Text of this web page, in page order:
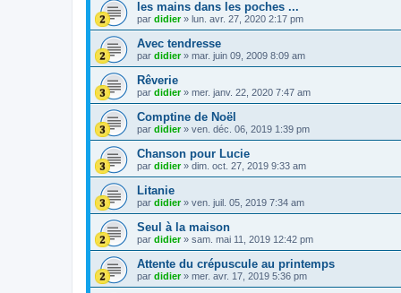
les mains dans les poches ...
par didier» lun. avr. 27, 2020 2:17 pm
Avec tendresse
par didier» mar. juin 09, 2009 8:09 am
Rêverie
par didier» mer. janv. 22, 2020 7:47 am
Comptine de Noël
par didier» ven. déc. 06, 2019 1:39 pm
Chanson pour Lucie
par didier» dim. oct. 27, 2019 9:33 am
Litanie
par didier» ven. juil. 05, 2019 7:34 am
Seul à la maison
par didier» sam. mai 11, 2019 12:42 pm
Attente du crépuscule au printemps
par didier» mer. avr. 17, 2019 5:36 pm